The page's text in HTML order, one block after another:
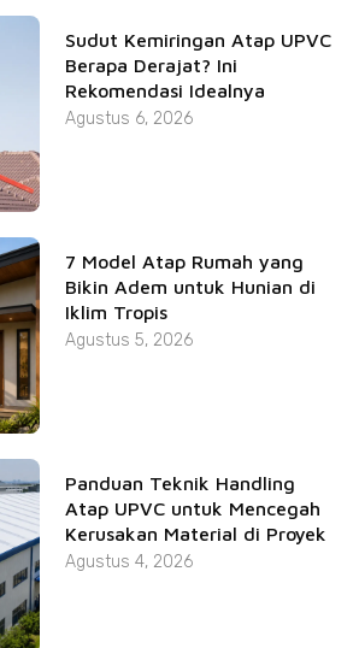
Sudut Kemiringan Atap UPVC
Berapa Derajat? Ini
Rekomendasi Idealnya
Agustus 6, 2026
7 Model Atap Rumah yang
Bikin Adem untuk Hunian di
Iklim Tropis
Agustus 5, 2026
Panduan Teknik Handling
Atap UPVC untuk Mencegah
Kerusakan Material di Proyek
Agustus 4, 2026